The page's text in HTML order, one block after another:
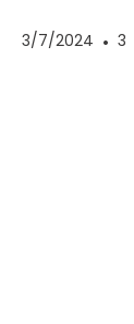
3/7/2024 • 3